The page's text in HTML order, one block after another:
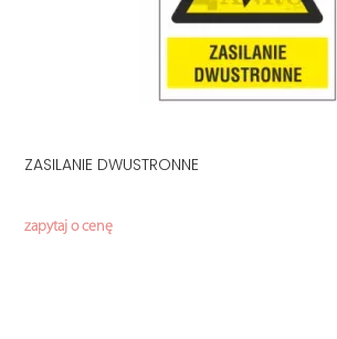
ZASILANIE DWUSTRONNE
zapytaj o cenę